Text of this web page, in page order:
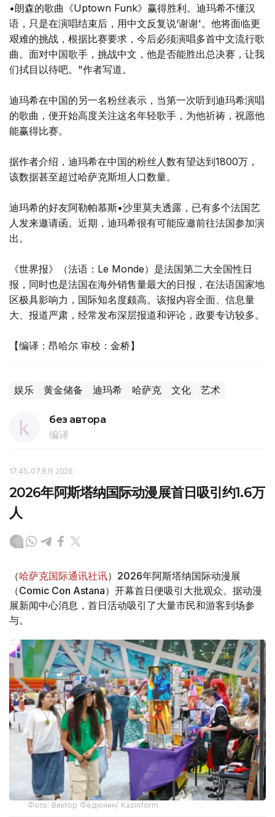
•朗森的歌曲《Uptown Funk》赢得胜利。迪玛希不懂汉
语，只是在演唱结束后，用中文反复说‘谢谢'。他将面临更
艰难的挑战，根据比赛要求，今后必须演唱多首中文流行歌
曲。面对中国歌手，挑战中文，他是否能胜出总决赛，让我
们拭目以待吧。"作者写道。
迪玛希在中国的另一名粉丝表示，当第一次听到迪玛希演唱
的歌曲，便开始高度关注这名年轻歌手，为他祈祷，祝愿他
能赢得比赛。
据作者介绍，迪玛希在中国的粉丝人数有望达到1800万，
该数据甚至超过哈萨克斯坦人口数量。
迪玛希的好友阿勒帕慕斯•沙里莫夫透露，已有多个法国艺
人发来邀请函。近期，迪玛希很有可能应邀前往法国参加演
出。
《世界报》（法语：Le Monde）是法国第二大全国性日
报，同时也是法国在海外销售量最大的日报，在法语国家地
区极具影响力，国际知名度颇高。该报内容全面、信息量
大、报道严肃，经常发布深层报道和评论，政要专访较多。
【编译：昂哈尔 审校：金桥】
娱乐 黄金储备 迪玛希 哈萨克 文化 艺术
без автора
编译
17:45, 07 8月 2026
2026年阿斯塔纳国际动漫展首日吸引约1.6万
人
（哈萨克国际通讯社讯）2026年阿斯塔纳国际动漫展
（Comic Con Astana）开幕首日便吸引大批观众。据动漫
展新闻中心消息，首日活动吸引了大量市民和游客到场参
与。
Фото: Виктор Федюнин/ Kazinform